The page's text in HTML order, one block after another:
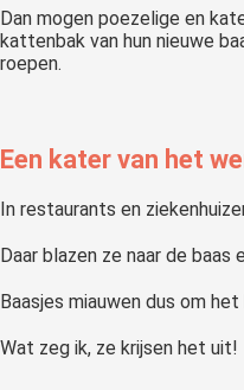
Dan mogen poezelige en
kattenbak van hun nieuwe
roepen.
Een kater van het
In restaurants en
Daar blazen ze naar de
Baasjes miauwen dus om
Wat zeg ik, ze krijsen het uit!